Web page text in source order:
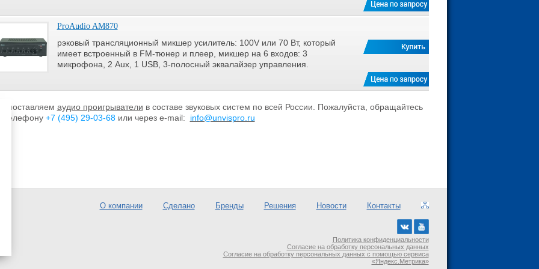
ProAudio AM870
рэковый трансляционный микшер усилитель: 100V или 70 Вт, который
имеет встроенный в FM-тюнер и плеер, микшер на 6 входов: 3
микрофона, 2 Aux, 1 USB, 3-полосный эквалайзер управления.
поставляем аудио проигрыватели в составе звуковых систем по всей России. Пожалуйста, обращайтесь
телефону +7 (495) 29-03-68 или через e-mail: info@unvispro.ru
О компании Сделано Бренды Решения Новости Контакты
Политика конфиденциальности
Согласие на обработку персональных данных
Согласие на обработку персональных данных с помощью сервиса
«Яндекс.Метрика»